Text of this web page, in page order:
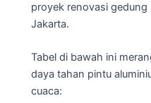
proyek renovasi
Jakarta.
Tabel di bawah ini
daya tahan pintu
cuaca: